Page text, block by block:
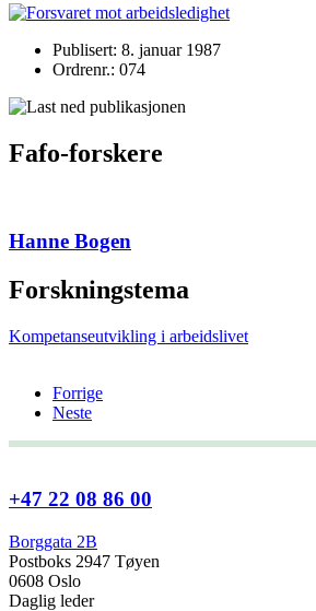
Publisert: 8. januar 1987
Ordrenr.: 074
Fafo-forskere
Hanne Bogen
Forskningstema
Kompetanseutvikling i arbeidslivet
Forrige
Neste
+47 22 08 86 00
Borggata 2B
Postboks 2947 Tøyen
0608 Oslo
Daglig leder